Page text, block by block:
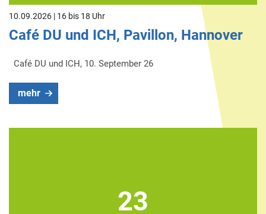
10.09.2026 | 16 bis 18 Uhr
Café DU und ICH, Pavillon, Hannover
Café DU und ICH, 10. September 26
mehr
23